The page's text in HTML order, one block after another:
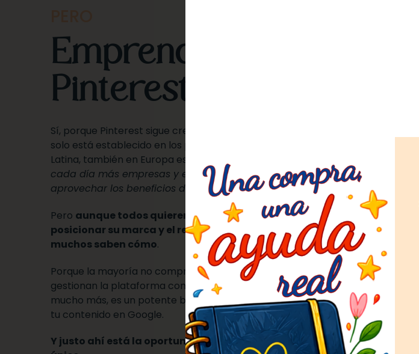
Emprender con
Pinterest?
Sí, porque Pinterest sigue creciendo de manera sostenida. Ya no
solo está establecido en los países anglosajones y de América
Latina, también en Europa está fortaleciendo su presencia y
cada día más empresas y emprendedores quieren
aprovechar los beneficios de esta plataforma.
Pero aunque todos quieren conseguir tráfico orgánico,
posicionar su marca y el resto de beneficios de Pinterest, no
muchos saben cómo.
Porque la mayoría no comprende la naturaleza de Pinterest y
gestionan la plataforma como cualquier red social. Pinterest es
mucho más, es un potente buscador visual capaz de posicionar
tu contenido en Google.
Y justo ahí está la oportunidad para tener un negocio